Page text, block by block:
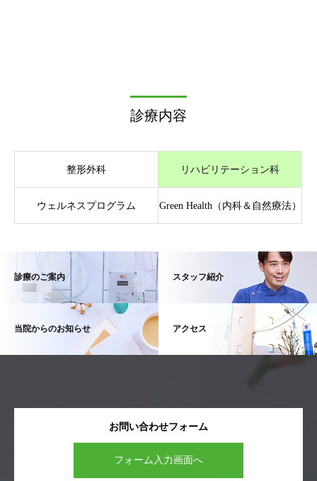
診療内容
整形外科 リハビリテーション科
ウェルネスプログラム Green Health（内科＆自然療法）
診療のご案内 スタッフ紹介
当院からのお知らせ アクセス
お問い合わせフォーム
フォーム入力画面へ